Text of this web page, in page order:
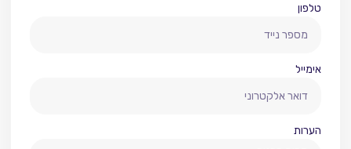
טלפון
אימייל
הערות